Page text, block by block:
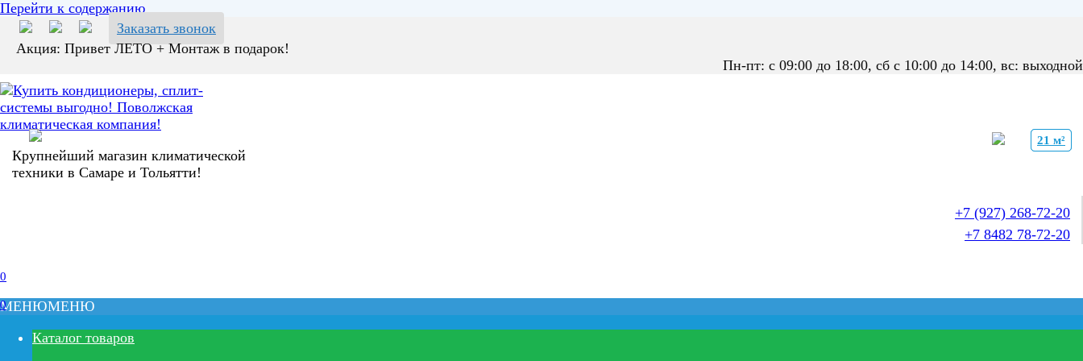
Перейти к содержанию
Заказать звонок
Акция: Привет ЛЕТО + Монтаж в подарок!
Пн-пт: с 09:00 до 18:00, сб с 10:00 до 14:00, вс: выходной
Крупнейший магазин климатической
техники в Самаре и Тольятти!
+7 (927) 268-72-20
+7 8482 78-72-20
0
0
МЕНЮМЕНЮ
Каталог товаров
21 м²
21 м²
21 м²